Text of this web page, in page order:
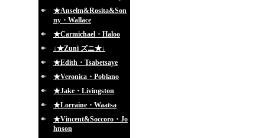
★Anselm&Rosita&Son
ny・Wallace
★Carmichael・Haloo
↓★Zuni ズニ★↓
★Edith・Tsabetsaye
★Veronica・Poblano
★Jake・Livingston
★Lorraine・Waatsa
★Vincent&Soccoro・Jo
hnson